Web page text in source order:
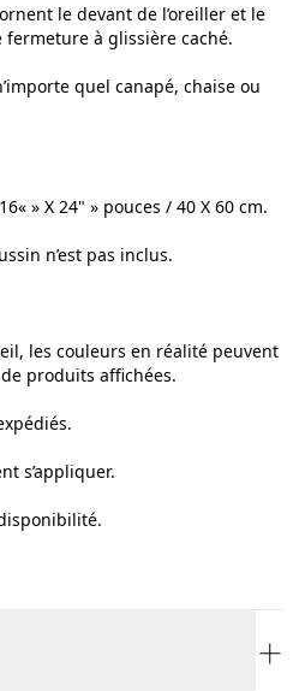
le devant de l’oreiller et le
à glissière caché.
quel canapé, chaise ou
» X 24" » pouces / 40 X 60 cm.
n’est pas inclus.
les couleurs en réalité peuvent
produits affichées.
s’appliquer.